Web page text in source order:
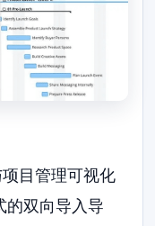
目管理可视化
的双向导入导